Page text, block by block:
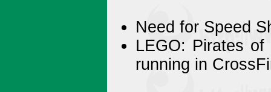
Need for Speed
LEGO: Pirates
running in